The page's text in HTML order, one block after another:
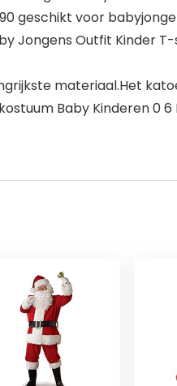
geschikt voor
Jongens Outfit Kinder
materiaal.Het
Baby Kinderen 0